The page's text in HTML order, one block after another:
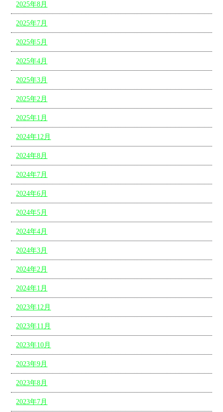
2025年8月
2025年7月
2025年5月
2025年4月
2025年3月
2025年2月
2025年1月
2024年12月
2024年8月
2024年7月
2024年6月
2024年5月
2024年4月
2024年3月
2024年2月
2024年1月
2023年12月
2023年11月
2023年10月
2023年9月
2023年8月
2023年7月